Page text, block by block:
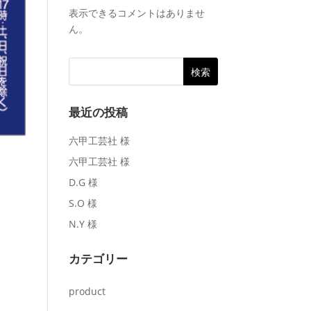
表示できるコメントはありませ
ん。
最近の投稿
六甲工芸社 様
六甲工芸社 様
D.G 様
S.O 様
N.Y 様
カテゴリー
product